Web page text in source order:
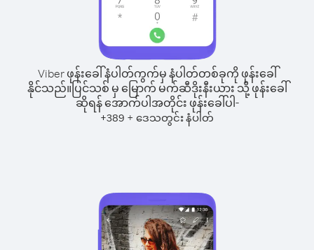
Viber ဖုန်းခေါ်နံပါတ်ကွက်မှ နံပါတ်တစ်ခုကို ဖုန်းခေါ်
နိုင်သည်။ပြင်သစ် မှ မြောက် မက်ဆီဒိုးနီးယား သို့ ဖုန်းခေါ်
ဆိုရန် အောက်ပါအတိုင်း ဖုန်းခေါ်ပါ-
+389 + ဒေသတွင်း နံပါတ်